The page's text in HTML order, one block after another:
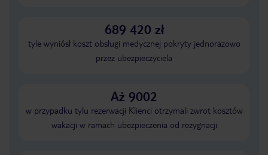
689 420 zł
tyle wyniósł koszt obsługi medycznej pokryty jednorazowo
przez ubezpieczyciela
Aż 9002
w przypadku tylu rezerwacji Klienci otrzymali zwrot kosztów
wakacji w ramach ubezpieczenia od rezygnacji